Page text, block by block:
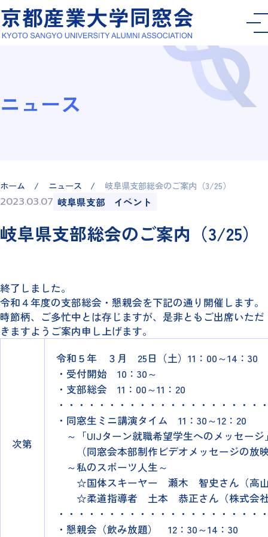
ニュース
ホーム ニュース 岐阜県支部総会のご案内（3/25）
2023.03.07 岐阜県支部 イベント
岐阜県支部総会のご案内（3/25）
終了しました。
令和４年度の支部総会・懇親会を下記の通り開催します。
時節柄、ご多忙中とは存じますが、是非ともご出席いただ
きますようご案内申し上げます。
次第
令和５年 ３月 25日（土）11：00～14：30
・受付開始 10：30～
・支部総会 11：00～11：20
・・・・・・・・・・・・・・・・・・・
・同窓生ミニ講演タイム 11：30～12：20
～「UIJターン就職希望学生へのメッセージ
（同窓会本部制作ビデオメッセージの放
～私のスポーツ人生～
☆国体スキーヤー 瀬木 智史さん（高山
☆柔道指導者 土本 恭正さん（株式会社
・・・・・・・・・・・・・・・・・・・
・懇親会（飲み放題） 12：30～14：30